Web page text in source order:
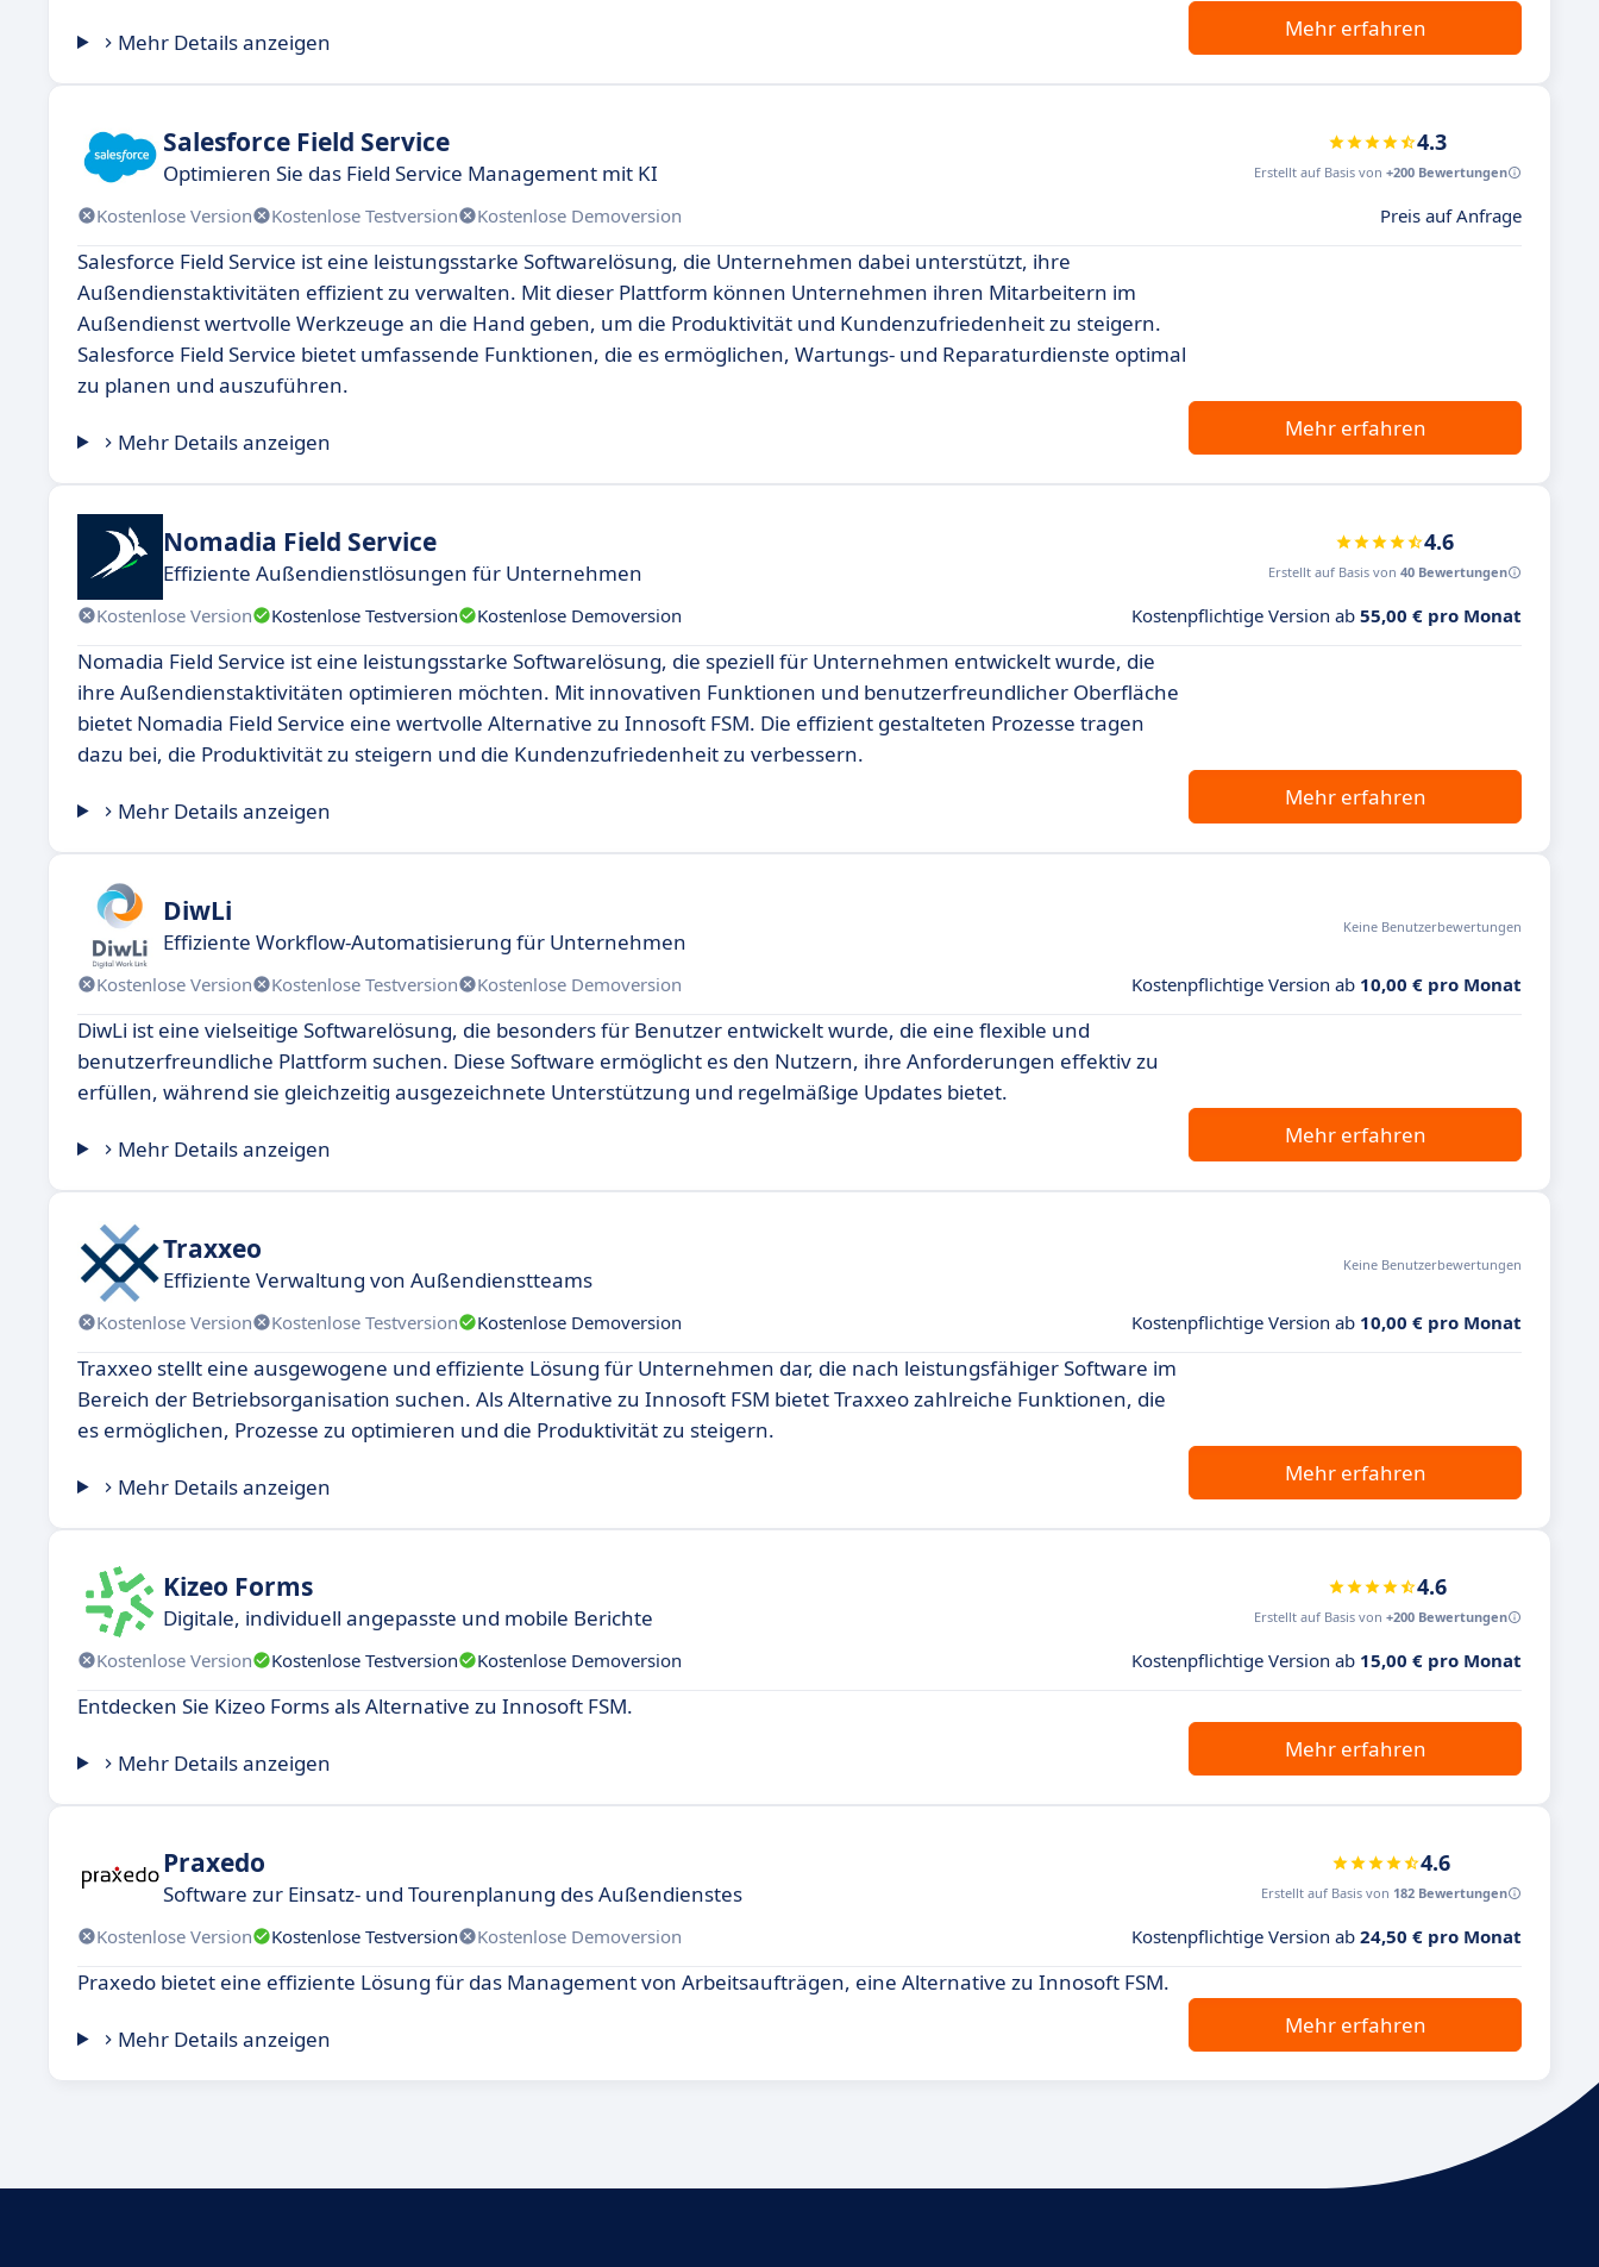
Mehr Details anzeigen
Mehr erfahren
Salesforce Field Service
Optimieren Sie das Field Service Management mit KI
4.3
Erstellt auf Basis von +200 Bewertungen
Kostenlose Version Kostenlose Testversion Kostenlose Demoversion Preis auf Anfrage
Salesforce Field Service ist eine leistungsstarke Softwarelösung, die Unternehmen dabei unterstützt, ihre
Außendienstaktivitäten effizient zu verwalten. Mit dieser Plattform können Unternehmen ihren Mitarbeitern im
Außendienst wertvolle Werkzeuge an die Hand geben, um die Produktivität und Kundenzufriedenheit zu steigern.
Salesforce Field Service bietet umfassende Funktionen, die es ermöglichen, Wartungs- und Reparaturdienste optimal
zu planen und auszuführen.
Mehr Details anzeigen
Mehr erfahren
Nomadia Field Service
Effiziente Außendienstlösungen für Unternehmen
4.6
Erstellt auf Basis von 40 Bewertungen
Kostenlose Version Kostenlose Testversion Kostenlose Demoversion Kostenpflichtige Version ab 55,00 € pro Monat
Nomadia Field Service ist eine leistungsstarke Softwarelösung, die speziell für Unternehmen entwickelt wurde, die
ihre Außendienstaktivitäten optimieren möchten. Mit innovativen Funktionen und benutzerfreundlicher Oberfläche
bietet Nomadia Field Service eine wertvolle Alternative zu Innosoft FSM. Die effizient gestalteten Prozesse tragen
dazu bei, die Produktivität zu steigern und die Kundenzufriedenheit zu verbessern.
Mehr Details anzeigen
Mehr erfahren
DiwLi
Effiziente Workflow-Automatisierung für Unternehmen
Keine Benutzerbewertungen
Kostenlose Version Kostenlose Testversion Kostenlose Demoversion Kostenpflichtige Version ab 10,00 € pro Monat
DiwLi ist eine vielseitige Softwarelösung, die besonders für Benutzer entwickelt wurde, die eine flexible und
benutzerfreundliche Plattform suchen. Diese Software ermöglicht es den Nutzern, ihre Anforderungen effektiv zu
erfüllen, während sie gleichzeitig ausgezeichnete Unterstützung und regelmäßige Updates bietet.
Mehr Details anzeigen
Mehr erfahren
Traxxeo
Effiziente Verwaltung von Außendienstteams
Keine Benutzerbewertungen
Kostenlose Version Kostenlose Testversion Kostenlose Demoversion Kostenpflichtige Version ab 10,00 € pro Monat
Traxxeo stellt eine ausgewogene und effiziente Lösung für Unternehmen dar, die nach leistungsfähiger Software im
Bereich der Betriebsorganisation suchen. Als Alternative zu Innosoft FSM bietet Traxxeo zahlreiche Funktionen, die
es ermöglichen, Prozesse zu optimieren und die Produktivität zu steigern.
Mehr Details anzeigen
Mehr erfahren
Kizeo Forms
Digitale, individuell angepasste und mobile Berichte
4.6
Erstellt auf Basis von +200 Bewertungen
Kostenlose Version Kostenlose Testversion Kostenlose Demoversion Kostenpflichtige Version ab 15,00 € pro Monat
Entdecken Sie Kizeo Forms als Alternative zu Innosoft FSM.
Mehr Details anzeigen
Mehr erfahren
Praxedo
Software zur Einsatz- und Tourenplanung des Außendienstes
4.6
Erstellt auf Basis von 182 Bewertungen
Kostenlose Version Kostenlose Testversion Kostenlose Demoversion Kostenpflichtige Version ab 24,50 € pro Monat
Praxedo bietet eine effiziente Lösung für das Management von Arbeitsaufträgen, eine Alternative zu Innosoft FSM.
Mehr Details anzeigen
Mehr erfahren